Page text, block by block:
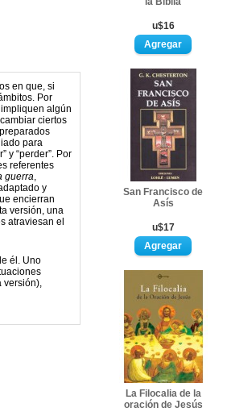
u$16
San Francisco de
Asís
u$17
La Filocalia de la
oración de Jesús
en que, si
Por
algún
ciertos
para
y “perder”. Por
referentes
guerra,
y
encierran
versión, una
atraviesan el
él. Uno
versión),